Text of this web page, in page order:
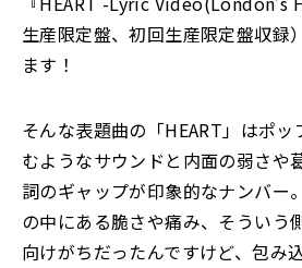
生産限定盤、初回生産限定盤収録
ます！
そんな表題曲の「HEART」はポ
むようなサウンドと内面の弱さや
詞のギャップが印象的なナンバー
の中にある脆さや痛み、そういう
向けがちだったんですけど、包み